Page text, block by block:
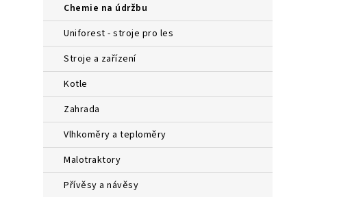
chemie na údržbu
uniforest - stroje pro les
stroje a zařízení
kotle
zahrada
vlhkoměry a teploměry
malotraktory
přívěsy a návěsy